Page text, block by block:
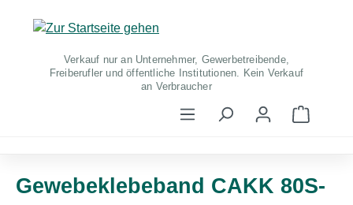
Zum Hauptinhalt springen
Verkauf nur an Unternehmer, Gewerbetreibende,
Freiberufler und öffentliche Institutionen. Kein Verkauf
an Verbraucher
Gewebeklebeband CAKK 80S-